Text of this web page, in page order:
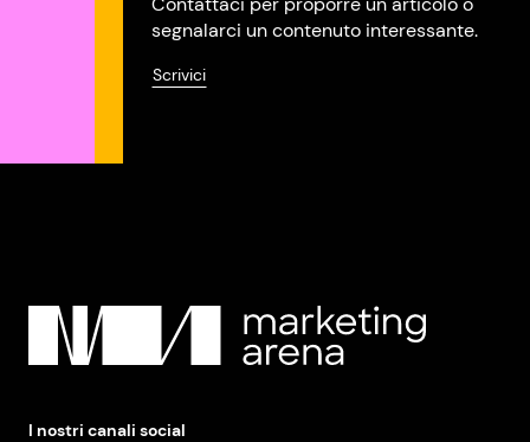
segnalarci un contenuto interessante.
Scrivici
I nostri canali social